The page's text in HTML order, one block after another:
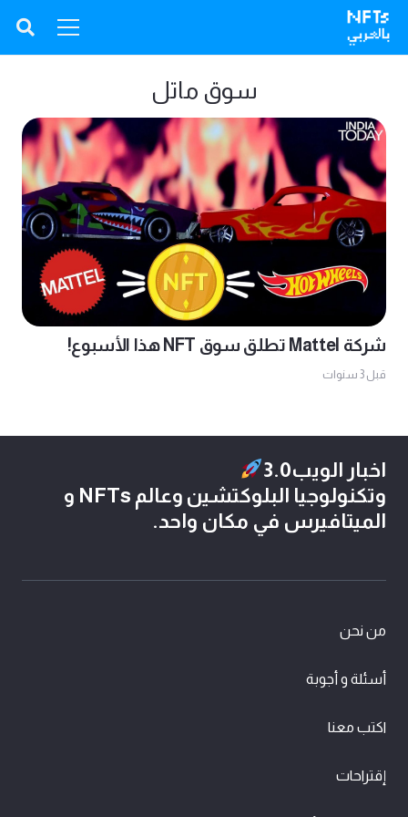
سوق ماتل
شركة Mattel تطلق سوق NFT هذا الأسبوع!
قبل 3 سنوات
اخبار الويب3.0
وتكنولوجيا البلوكتشين وعالم NFTs و
الميتافيرس في مكان واحد.
من نحن
أسئلة و أجوبة
اكتب معنا
إقتراحات